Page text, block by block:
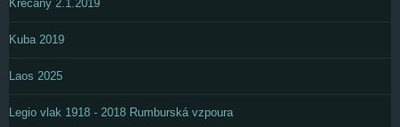
Křečany 2.1.2019
Kuba 2019
Laos 2025
Legio vlak 1918 - 2018 Rumburská vzpoura